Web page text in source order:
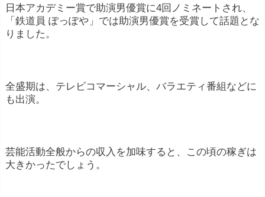
日本アカデミー賞で助演男優賞に4回ノミネートされ、
「鉄道員 ぽっぽや」では助演男優賞を受賞して話題とな
りました。
全盛期は、テレビコマーシャル、バラエティ番組などに
も出演。
芸能活動全般からの収入を加味すると、この頃の稼ぎは
大きかったでしょう。